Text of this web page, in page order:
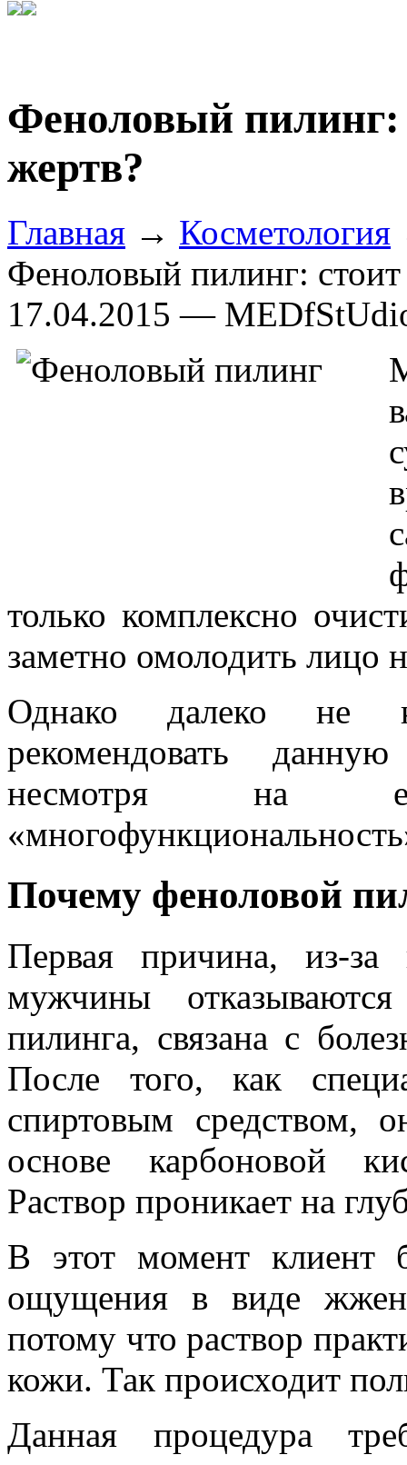
Феноловый пилинг:
жертв?
Главная → Косметология
Феноловый пилинг: стоит
17.04.2015 —
только комплексно
заметно омолодить лицо
Однако далеко не
рекомендовать
несмотря на
Почему феноловой
Первая причина, из-
мужчины
пилинга, связана с
После того, как
спиртовым средством,
основе карбоновой
Раствор проникает на
В этот момент клиент
ощущения в виде
потому что раствор
кожи. Так происходит
Данная процедура